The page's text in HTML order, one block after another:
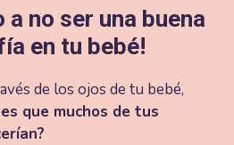
a no ser una buena
en tu bebé!
de los ojos de tu bebé,
que muchos de tus